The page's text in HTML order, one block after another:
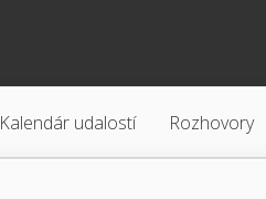
Kalendár udalostí Rozhovory